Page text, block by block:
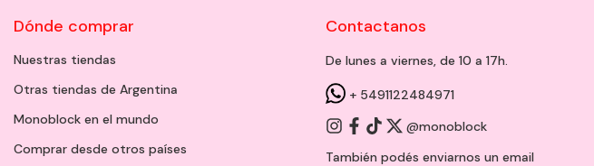
Dónde comprar
Nuestras tiendas
Otras tiendas de Argentina
Monoblock en el mundo
Comprar desde otros países
Contactanos
De lunes a viernes, de 10 a 17h.
+ 5491122484971
@monoblock
También podés enviarnos un email